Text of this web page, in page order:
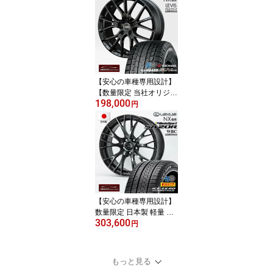
ーツ SA-25R WBCカラ
ー 17×7.0+52 5/114.3ハ
ブ専用設計(56Φ) 60°テ
ーパーウォースブラック
カラー ホイール単品4本
セットWEDSSPORT レ
ヴォーグ専用
【安心の車種専用設計】
【数量限定 当社オリジナ
ル】スタッドレスタイヤ
ホイールセット 18イン
チレヴィス 特注グロスB
K ハブ専 純正ナット対応
別売純正センターキャッ
プ対応ヨコハマ アイスガ
ードSUV G075 235/60R
18（2025年製） レクサ
スNX 20系専用
198,000 円
【安心の車種専用設計】
数量限定 日本製 軽量 特
注品スタッドレスタイヤ
WBC ハブ専用設計 純正
ボルト対応ピレリ アイス
303,600 円
もっと見る